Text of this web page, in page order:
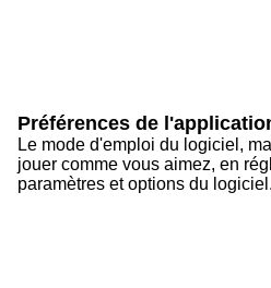
Préférences de
Le mode d'emploi du logiciel,
jouer comme vous aimez, en
paramètres et options du logiciel.